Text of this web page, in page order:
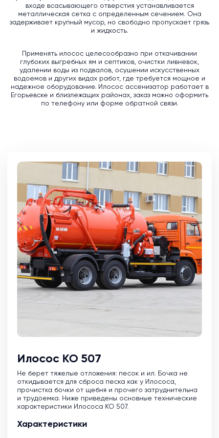
входе всасывающего отверстия устанавливается
металлическая сетка с определенным сечением. Она
задерживает крупный мусор, но свободно пропускает грязь
и жидкость.
Применять илосос целесообразно при откачивании
глубоких выгребных ям и септиков, очистки ливневок,
удалении воды из подвалов, осушении искусственных
водоемов и других видах работ, где требуется мощное и
надежное оборудование. Илосос ассенизатор работает в
Егорьевске и близлежащих районах, заказ можно оформить
по телефону или форме обратной связи.
Илосос КО 507
Не берет тяжелые отложения: песок и ил. Бочка не
откидывается для сброса песка как у Илососа,
прочистка бочки от щебня и прочего затруднительна
и трудоемка. Ниже приведены основные технические
характеристики Илососа КО 507.
Характеристики